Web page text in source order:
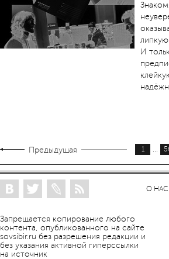
И
Предыдущая 1 ...
Запрещается копирование любого
контента, опубликованного на сайте
sovsibir.ru без разрешения редакции и
без указания активной гиперссылки
на источник
О НАС